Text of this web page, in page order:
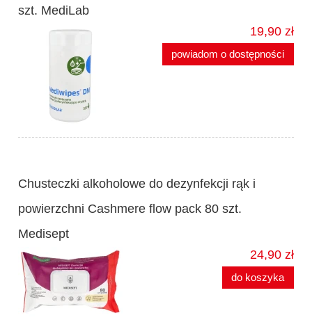
szt. MediLab
19,90 zł
powiadom o dostępności
Chusteczki alkoholowe do dezynfekcji rąk i
powierzchni Cashmere flow pack 80 szt.
Medisept
24,90 zł
do koszyka